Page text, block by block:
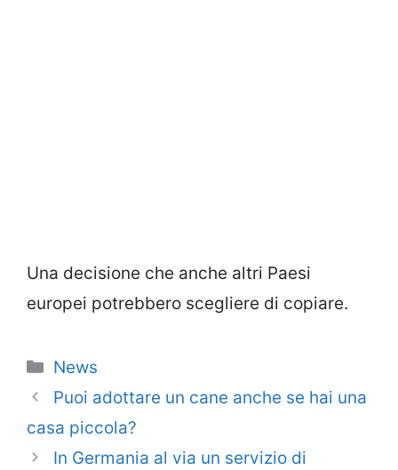
Una decisione che anche altri Paesi
europei potrebbero scegliere di copiare.
Categorie
News
Puoi adottare un cane anche se hai una
casa piccola?
In Germania al via un servizio di